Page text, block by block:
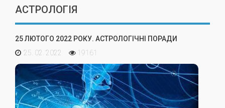
АСТРОЛОГІЯ
25 ЛЮТОГО 2022 РОКУ. АСТРОЛОГІЧНІ ПОРАДИ
25. 02. 2022
19161